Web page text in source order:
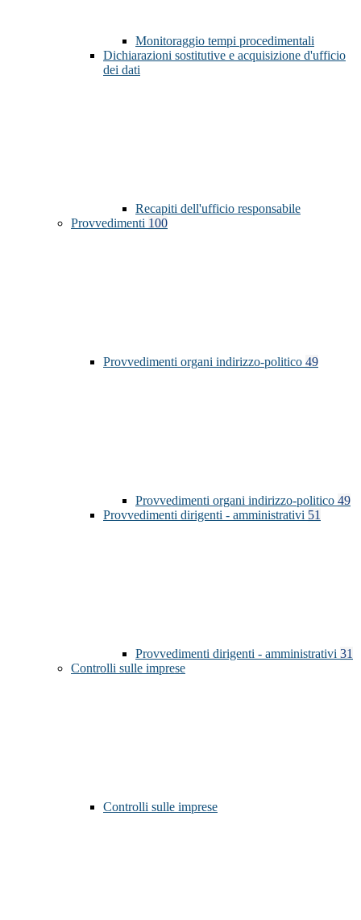
Monitoraggio tempi procedimentali
Dichiarazioni sostitutive e acquisizione d'ufficio
dei dati
Recapiti dell'ufficio responsabile
Provvedimenti 100
Provvedimenti organi indirizzo-politico 49
Provvedimenti organi indirizzo-politico 49
Provvedimenti dirigenti - amministrativi 51
Provvedimenti dirigenti - amministrativi 31
Controlli sulle imprese
Controlli sulle imprese